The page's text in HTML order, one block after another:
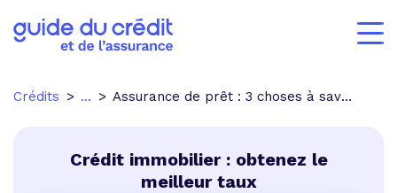
Crédits ... Assurance de prêt : 3 choses à savoir sur la fiche standardisée d'information
Crédit immobilier : obtenez le
meilleur taux